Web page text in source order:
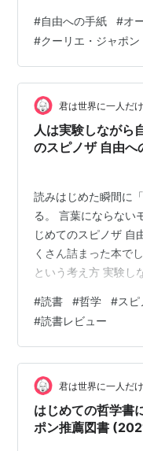
に縛られず、解放さ
の考え方が、４つの
ます。 一度目ざっく
なサラサラと耳障り
解できていない気が
した。自分が想像し…
#自由への手紙 #オ
#クーリエ・ジャポン
君は世界に一人だけ
人は実験しながら
のスピノザ 自由へ
読みはじめた瞬間に
る。 言葉にならない
じめてのスピノザ 自
くさん詰まった本で
という考え方 実験し
世紀の哲学者。デカ
理主義哲学者です。
とですけれど、どち
思います (この本を
でした)。 マイナーな
と感じるかもしれま
#読書 #哲学 #ス
#読書レビュー
君は世界に一人だけ
はじめての哲学書
ポン推薦図書